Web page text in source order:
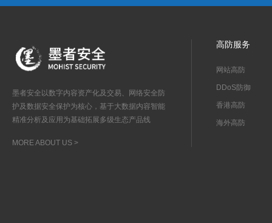
墨者安全以数字内容资产化及交易、网络安全防
护及数据安全保护为核心，基于大数据内容智能
精准分析及应用为基础拓展多级生态产品线
MORE ABOUT US >
高防服务
网站高防
DDoS防御
香港高防
海外高防